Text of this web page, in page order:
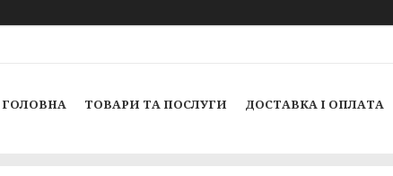
ГОЛОВНА ТОВАРИ ТА ПОСЛУГИ ДОСТАВКА І ОПЛАТА